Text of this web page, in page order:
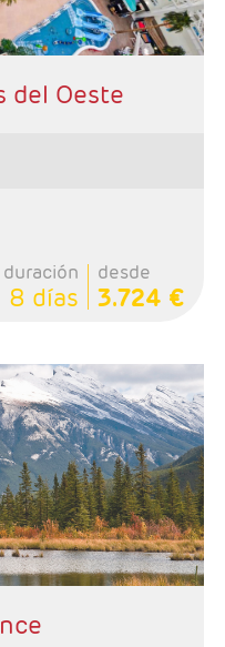
del Oeste
duración
8 días
desde
3.724 €
Banff, 1 noche Jasper,